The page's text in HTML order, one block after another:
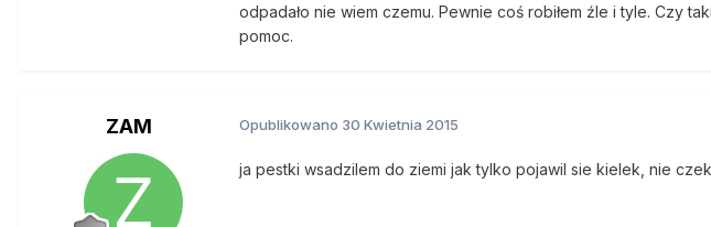
odpadało nie wiem czemu. Pewnie coś robiłem źle i tyle. Czy
pomoc.
ZAM Opublikowano 30 Kwietnia 2015
ja pestki wsadzilem do ziemi jak tylko pojawil sie kielek, nie